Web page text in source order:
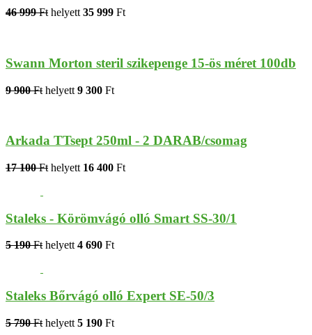
46 999 Ft helyett 35 999 Ft
Swann Morton steril szikepenge 15-ös méret 100db
9 900 Ft helyett 9 300 Ft
Arkada TTsept 250ml - 2 DARAB/csomag
17 100 Ft helyett 16 400 Ft
Staleks - Körömvágó olló Smart SS-30/1
5 190 Ft helyett 4 690 Ft
Staleks Bőrvágó olló Expert SE-50/3
5 790 Ft helyett 5 190 Ft